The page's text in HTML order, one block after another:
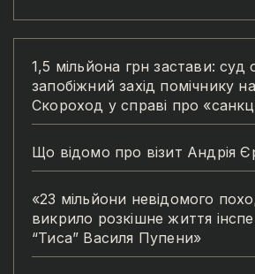
1,5 мільйона грн застави: суд
запобіжний захід помічнику
Скороход у справі про
Що відомо про візит Андрія
«23 мільйони невідомого
викрило розкішне життя
“Тиса” Василя Пупени»